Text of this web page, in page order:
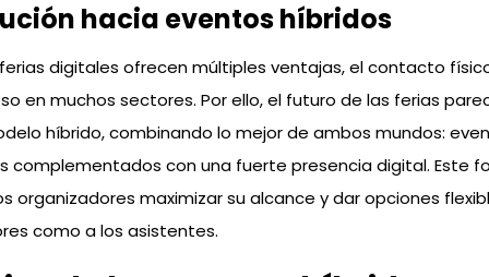
hacia eventos híbridos
digitales ofrecen múltiples ventajas, el contacto
en muchos sectores. Por ello, el futuro de las ferias
híbrido, combinando lo mejor de ambos mundos:
complementados con una fuerte presencia digital. Este
organizadores maximizar su alcance y dar opciones
como a los asistentes.